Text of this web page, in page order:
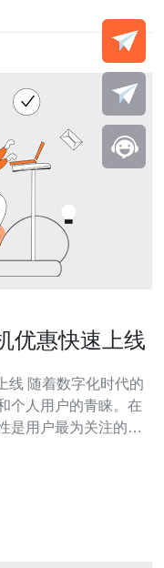
优惠快速上线
代的
个人用户的青睐。在
是用户最为关注的两
搭建自己的网站或应